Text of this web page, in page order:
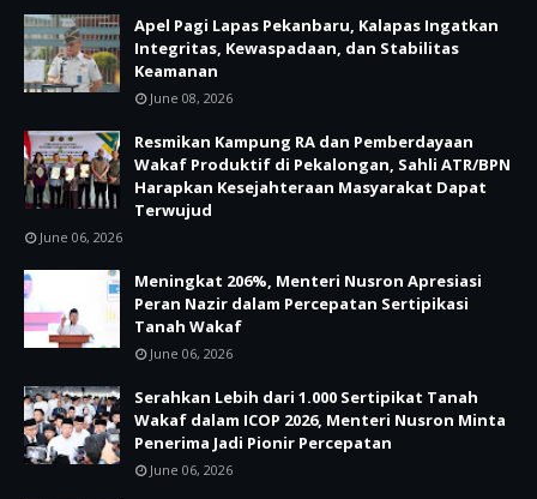
Apel Pagi Lapas Pekanbaru, Kalapas Ingatkan
Integritas, Kewaspadaan, dan Stabilitas
Keamanan
June 08, 2026
Resmikan Kampung RA dan Pemberdayaan
Wakaf Produktif di Pekalongan, Sahli ATR/BPN
Harapkan Kesejahteraan Masyarakat Dapat
Terwujud
June 06, 2026
Meningkat 206%, Menteri Nusron Apresiasi
Peran Nazir dalam Percepatan Sertipikasi
Tanah Wakaf
June 06, 2026
Serahkan Lebih dari 1.000 Sertipikat Tanah
Wakaf dalam ICOP 2026, Menteri Nusron Minta
Penerima Jadi Pionir Percepatan
June 06, 2026